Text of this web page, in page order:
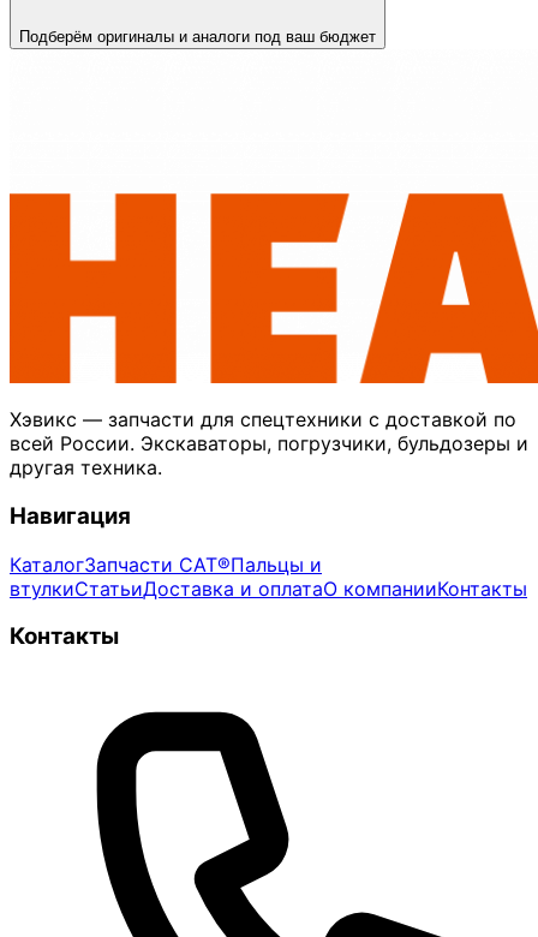
Подберём оригиналы и аналоги под ваш бюджет
Хэвикс — запчасти для спецтехники с доставкой по
всей России. Экскаваторы, погрузчики, бульдозеры и
другая техника.
Навигация
КаталогЗапчасти CAT®Пальцы и
втулкиСтатьиДоставка и оплатаО компанииКонтакты
Контакты